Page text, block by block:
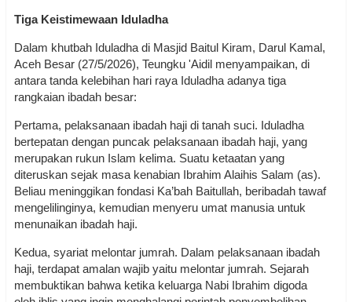
Tiga Keistimewaan Iduladha
Dalam khutbah Iduladha di Masjid Baitul Kiram, Darul Kamal,
Aceh Besar (27/5/2026), Teungku 'Aidil menyampaikan, di
antara tanda kelebihan hari raya Iduladha adanya tiga
rangkaian ibadah besar:
Pertama, pelaksanaan ibadah haji di tanah suci. Iduladha
bertepatan dengan puncak pelaksanaan ibadah haji, yang
merupakan rukun Islam kelima. Suatu ketaatan yang
diteruskan sejak masa kenabian Ibrahim Alaihis Salam (as).
Beliau meninggikan fondasi Ka’bah Baitullah, beribadah tawaf
mengelilinginya, kemudian menyeru umat manusia untuk
menunaikan ibadah haji.
Kedua, syariat melontar jumrah. Dalam pelaksanaan ibadah
haji, terdapat amalan wajib yaitu melontar jumrah. Sejarah
membuktikan bahwa ketika keluarga Nabi Ibrahim digoda